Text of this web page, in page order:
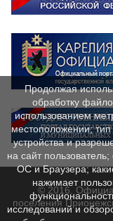
© 2016.
поселения
Продолжая
обработку
использованием
местоположении;
устройства и
на сайт
ОС и Браузера;
нажимает
исследований и